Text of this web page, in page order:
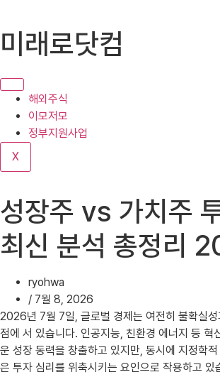
텐
로
기
미래로닷컴
해외주식
이모저모
정부지원사업
X
성장주 vs 가치주
최신 분석 총정리
ryohwa
/ 7월 8, 2026
2026년 7월 7일, 글로벌 경제는 여전히 불확실성
점에 서 있습니다. 인공지능, 친환경 에너지 등 혁
운 성장 동력을 창출하고 있지만, 동시에 지정학
은 투자 심리를 위축시키는 요인으로 작용하고 있